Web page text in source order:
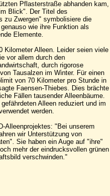
Pflasterstraße abhanden kam,
Blick". Der Titel des
zu Zwergen" symbolisiere die
wie ihre Funktion als
Elemente.
Kilometer Alleen. Leider seien viele
vor allem durch den
durch rigorose
Tausalzen im Winter. Für einen
von 70 Kilometer pro Stunde in
Faensen-Thiebes. Dies brächte
Fällen tausender Alleenbäume.
Alleen reduziert und im
werden.
Alleenprojektes: "Bei unserem
wir Unterstützung von
Sie haben ein Auge auf "ihre"
mehr der eindrucksvollen grünen
verschwinden."